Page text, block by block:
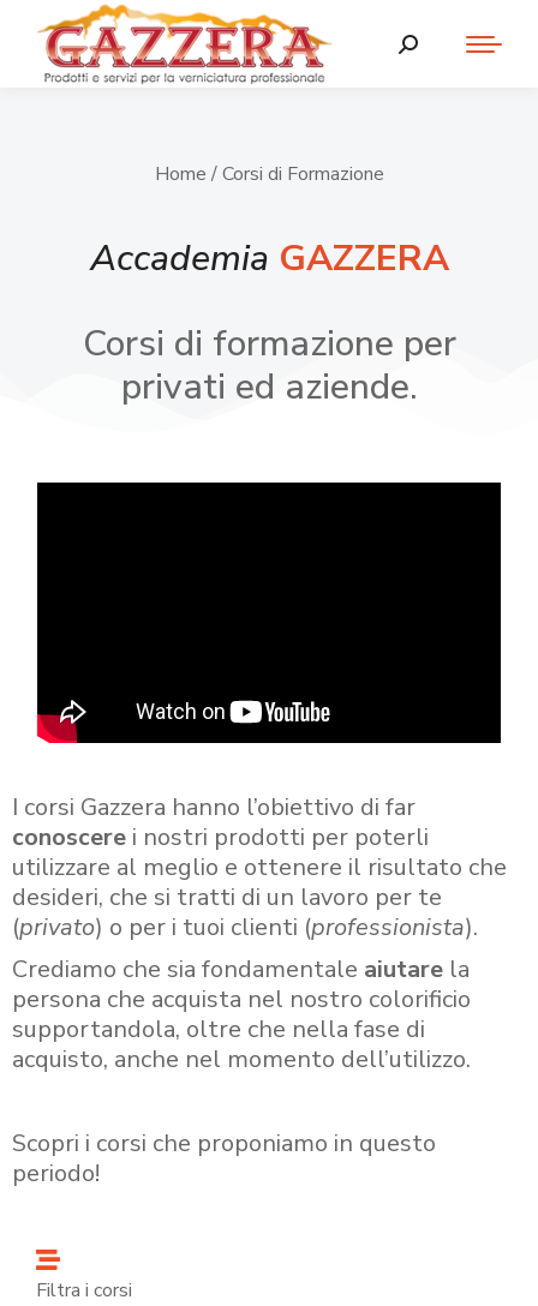
Home / Corsi di Formazione
Accademia GAZZERA
Corsi di formazione per
privati ed aziende.
I corsi Gazzera hanno l’obiettivo di far
conoscere i nostri prodotti per poterli
utilizzare al meglio e ottenere il risultato che
desideri, che si tratti di un lavoro per te
(privato) o per i tuoi clienti (professionista).
Crediamo che sia fondamentale aiutare la
persona che acquista nel nostro colorificio
supportandola, oltre che nella fase di
acquisto, anche nel momento dell’utilizzo.
Scopri i corsi che proponiamo in questo
periodo!
Filtra i corsi